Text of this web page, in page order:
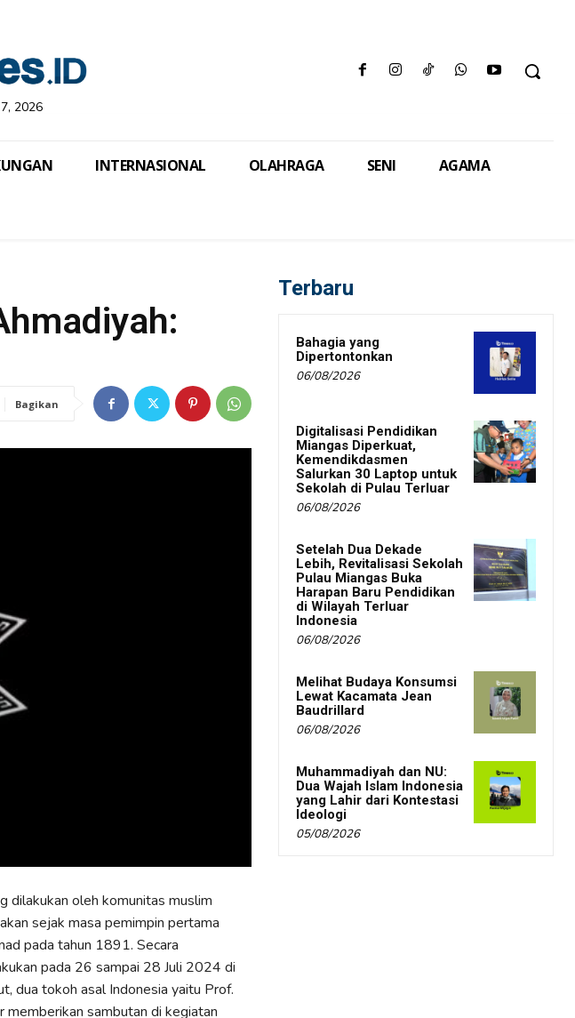
2026
INTERNASIONAL OLAHRAGA SENI AGAMA
Bagikan
dilakukan oleh komunitas muslim
sejak masa pemimpin pertama
pada tahun 1891. Secara
pada 26 sampai 28 Juli 2024 di
dua tokoh asal Indonesia yaitu Prof.
sambutan di kegiatan
Terbaru
Bahagia yang
Dipertontonkan
06/08/2026
Digitalisasi Pendidikan
Miangas Diperkuat,
Kemendikdasmen
Salurkan 30 Laptop untuk
Sekolah di Pulau Terluar
06/08/2026
Setelah Dua Dekade
Lebih, Revitalisasi Sekolah
Pulau Miangas Buka
Harapan Baru Pendidikan
di Wilayah Terluar
Indonesia
06/08/2026
Melihat Budaya Konsumsi
Lewat Kacamata Jean
Baudrillard
06/08/2026
Muhammadiyah dan NU:
Dua Wajah Islam Indonesia
yang Lahir dari Kontestasi
Ideologi
05/08/2026